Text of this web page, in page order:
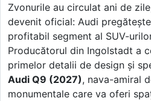
Zvonurile au circulat ani de
devenit oficial: Audi
profitabil segment al SUV-
Producătorul din Ingolstadt a
primelor detalii de design și
Audi Q9 (2027), nava-amiral
monumentale care va oferi